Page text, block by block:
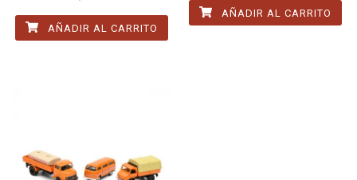
AÑADIR AL CARRITO
AÑADIR AL CARRITO